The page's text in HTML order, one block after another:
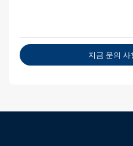
지금 문의